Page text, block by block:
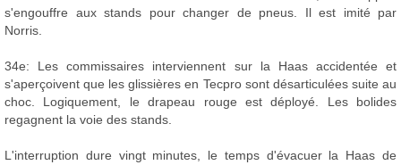
s'engouffre aux stands pour changer de pneus. Il est imité par
Norris.
34e: Les commissaires interviennent sur la Haas accidentée et
s'aperçoivent que les glissières en Tecpro sont désarticulées suite au
choc. Logiquement, le drapeau rouge est déployé. Les bolides
regagnent la voie des stands.
L'interruption dure vingt minutes, le temps d'évacuer la Haas de